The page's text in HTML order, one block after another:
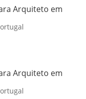
Arquiteto em
Arquiteto em